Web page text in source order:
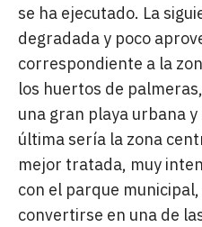
se ha ejecutado. La
degradada y poco
correspondiente a la
los huertos de
una gran playa urbana
última sería la zona
mejor tratada, muy
con el parque
convertirse en una de